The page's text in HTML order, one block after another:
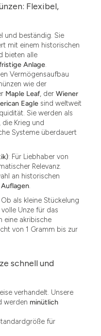
Flexibel,
und beständig. Sie
mit einem historischen
bieten alle
Anlage.
Vermögensaufbau
wie der
Maple Leaf, der Wiener
Eagle sind weltweit
Sie werden als
Krieg und
Systeme überdauert
: Für Liebhaber von
Relevanz.
an historischen
.
Ob als kleine Stückelung
Unze für das
eine akribische
von 1 Gramm bis zur
schnell und
verhandelt. Unsere
werden minütlich
für